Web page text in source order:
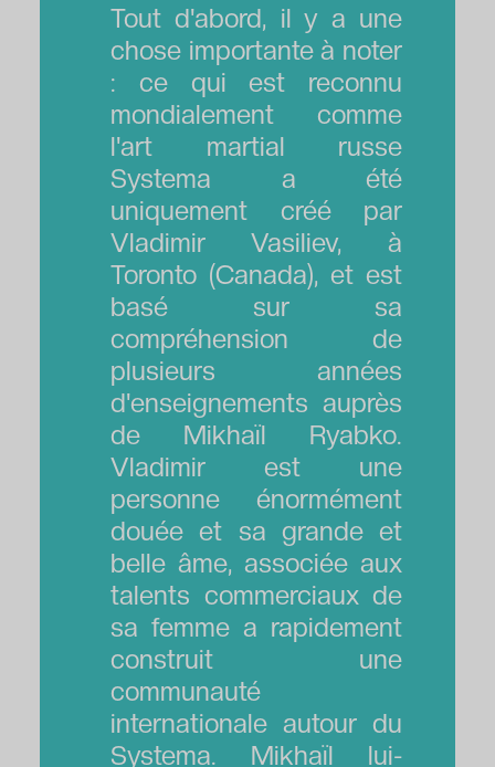
Tout d'abord, il y a une
chose importante à noter
: ce qui est reconnu
mondialement comme
l'art martial russe
Systema a été
uniquement créé par
Vladimir Vasiliev, à
Toronto (Canada), et est
basé sur sa
compréhension de
plusieurs années
d'enseignements auprès
de Mikhaïl Ryabko.
Vladimir est une
personne énormément
douée et sa grande et
belle âme, associée aux
talents commerciaux de
sa femme a rapidement
construit une
communauté
internationale autour du
Systema. Mikhaïl lui-